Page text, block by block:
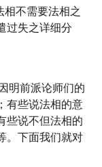
不需要法相之
过失之详细分
明前派论师们的
有些说法相的意
些说不但法相的
。下面我们就对